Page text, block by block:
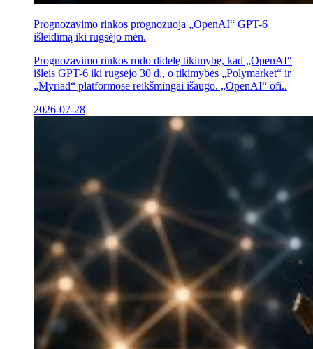
Prognozavimo rinkos prognozuoja „OpenAI“ GPT-6
išleidimą iki rugsėjo mėn.
Prognozavimo rinkos rodo didelę tikimybę, kad „OpenAI“
išleis GPT-6 iki rugsėjo 30 d., o tikimybės „Polymarket“ ir
„Myriad“ platformose reikšmingai išaugo. „OpenAI“ ofi..
2026-07-28